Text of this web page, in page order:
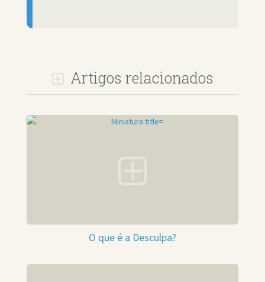
Artigos relacionados
O que é a Desculpa?